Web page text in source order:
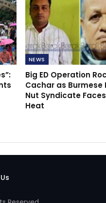
NEWS
Big ED Operation
Cachar as Burmese
Nut Syndicate
Heat